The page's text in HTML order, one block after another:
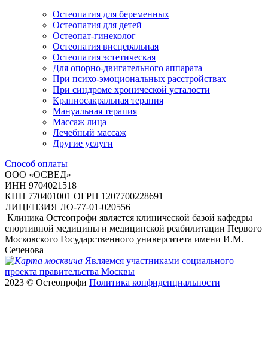
Остеопатия для беременных
Остеопатия для детей
Остеопат-гинеколог
Остеопатия висцеральная
Остеопатия эстетическая
Для опорно-двигательного аппарата
При психо-эмоциональных расстройствах
При синдроме хронической усталости
Краниосакральная терапия
Мануальная терапия
Массаж лица
Лечебный массаж
Другие услуги
Способ оплаты
ООО «ОСВЕД»
ИНН 9704021518
КПП 770401001 ОГРН 1207700228691
ЛИЦЕНЗИЯ ЛО-77-01-020556
Клиника Остеопрофи является клинической базой кафедры
спортивной медицины и медицинской реабилитации Первого
Московского Государственного университета имени И.М.
Сеченова
Являемся участниками социального
проекта правительства Москвы
2023 © Остеопрофи Политика конфиденциальности